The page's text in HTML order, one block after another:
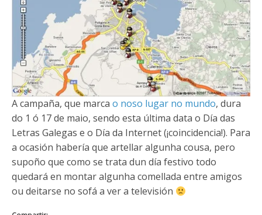
A campaña, que marca o noso lugar no mundo, dura
do 1 ó 17 de maio, sendo esta última data o Día das
Letras Galegas e o Día da Internet (¡coincidencia!). Para
a ocasión habería que artellar algunha cousa, pero
supoño que como se trata dun día festivo todo
quedará en montar algunha comellada entre amigos
ou deitarse no sofá a ver a televisión